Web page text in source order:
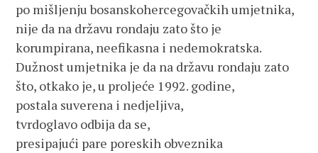
po mišljenju bosanskohercegovačkih umjetnika,
nije da na državu rondaju zato što je
korumpirana, neefikasna i nedemokratska.
Dužnost umjetnika je da na državu rondaju zato
što, otkako je, u proljeće 1992. godine,
postala suverena i nedjeljiva,
tvrdoglavo odbija da se,
presipajući pare poreskih obveznika